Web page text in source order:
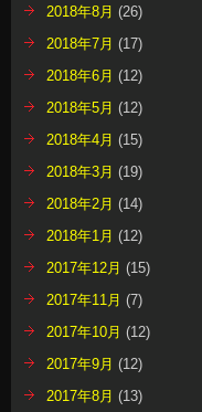
2018年8月 (26)
2018年7月 (17)
2018年6月 (12)
2018年5月 (12)
2018年4月 (15)
2018年3月 (19)
2018年2月 (14)
2018年1月 (12)
2017年12月 (15)
2017年11月 (7)
2017年10月 (12)
2017年9月 (12)
2017年8月 (13)